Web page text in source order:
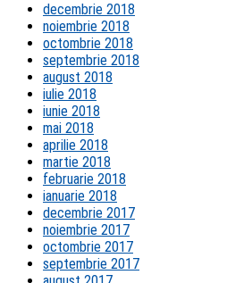
decembrie 2018
noiembrie 2018
octombrie 2018
septembrie 2018
august 2018
iulie 2018
iunie 2018
mai 2018
aprilie 2018
martie 2018
februarie 2018
ianuarie 2018
decembrie 2017
noiembrie 2017
octombrie 2017
septembrie 2017